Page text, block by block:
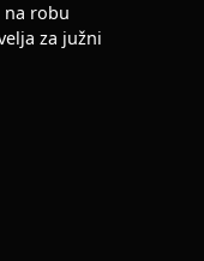
na robu
za južni